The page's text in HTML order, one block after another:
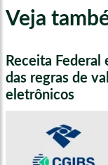
Veja
Receita Federal
das regras de
eletrônicos